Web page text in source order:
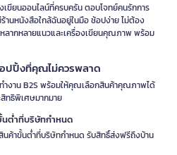
เขียนออนไลน์ที่ครบครัน ตอบโจทย์คนรักการ
านหนังสือใกล้ฉันอยู่ในมือ ช้อปง่าย ไม่ต้อง
ลากหลายแนวและเครื่องเขียนคุณภาพ พร้อม
อปปิ้งที่คุณไม่ควรพลาด
ำงาน B2S พร้อมให้คุณเลือกสินค้าคุณภาพได้
ทธิพิเศษมากมาย
นต่ำที่บริษัทกำหนด
ค้าขั้นต่ำที่บริษัทกำหนด รับสิทธิ์ส่งฟรีถึงบ้าน